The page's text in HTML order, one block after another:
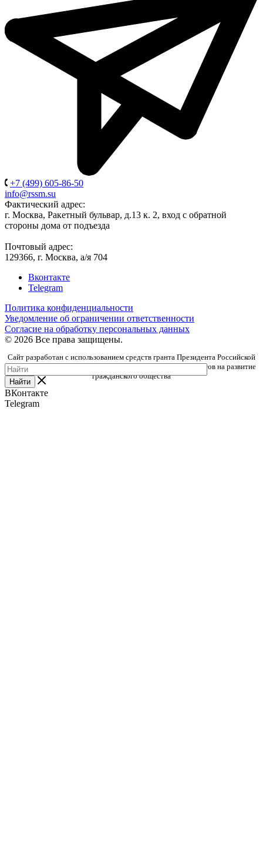
+7 (499) 605-86-50
info@rssm.su
Фактический адрес:
г. Москва, Ракетный бульвар, д.13 к. 2, вход с обратной
стороны дома от подъезда
Почтовый адрес:
129366, г. Москва, а/я 704
Вконтакте
Telegram
Политика конфиденциальности
Уведомление об ограничении ответственности
Согласие на обработку персональных данных
© 2026 Все права защищены.
Сайт разработан с использованием средств гранта Президента Российской
Федерации, предоставленного Фондом президентских грантов на развитие
гражданского общества
Найти
ВКонтакте
Telegram